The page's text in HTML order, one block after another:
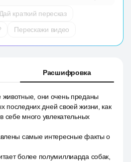
Дай краткий пересказ
Перескажи видео
Расшифровка
животные, они очень преданы
последних дней своей жизни, как
себе много увлекательных
самые интересные факты о
более полумиллиарда собак,